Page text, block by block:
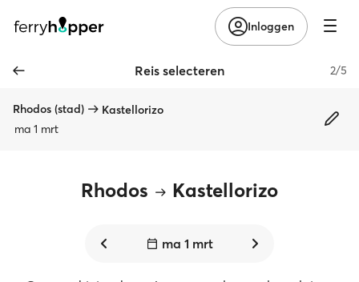
Inloggen
Reis selecteren 2/5
Rhodos (stad)
Kastellorizo
ma 1 mrt
Rhodos Kastellorizo
ma 1 mrt